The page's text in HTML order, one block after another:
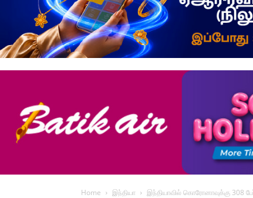
Home இந்தியா இந்தியாவில் கொரோனாவுக்கு 308